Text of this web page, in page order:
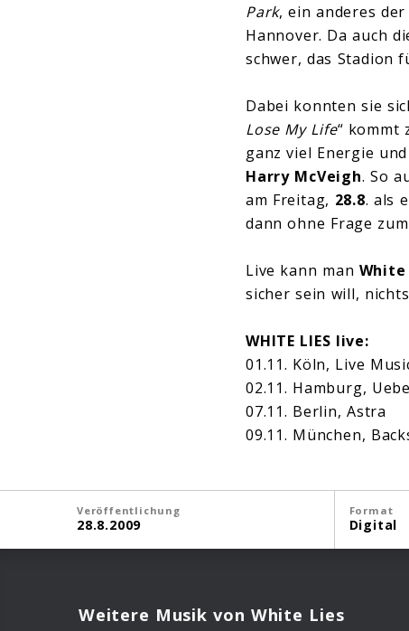
Park, ein anderes
Hannover. Da auch
schwer, das Stadion
Dabei konnten sie
Lose My Life“ kommt
ganz viel Energie
Harry McVeigh. So
am Freitag, 28.8. als
dann ohne Frage
Live kann man
sicher sein will,
WHITE LIES live:
01.11. Köln, Live
02.11. Hamburg,
07.11. Berlin, Astra
09.11. München,
Veröffentlichung
28.8.2009
Format
Digital
Weitere Musik von White Lies